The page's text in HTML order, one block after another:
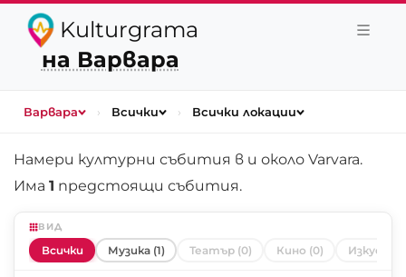
Kulturgrama
на Варвара
Варвара › Всички › Всички локации
Намери културни събития в и около Varvara.
Има 1 предстоящи събития.
ВИД
Всички Музика (1) Театър (0) Кино (0)